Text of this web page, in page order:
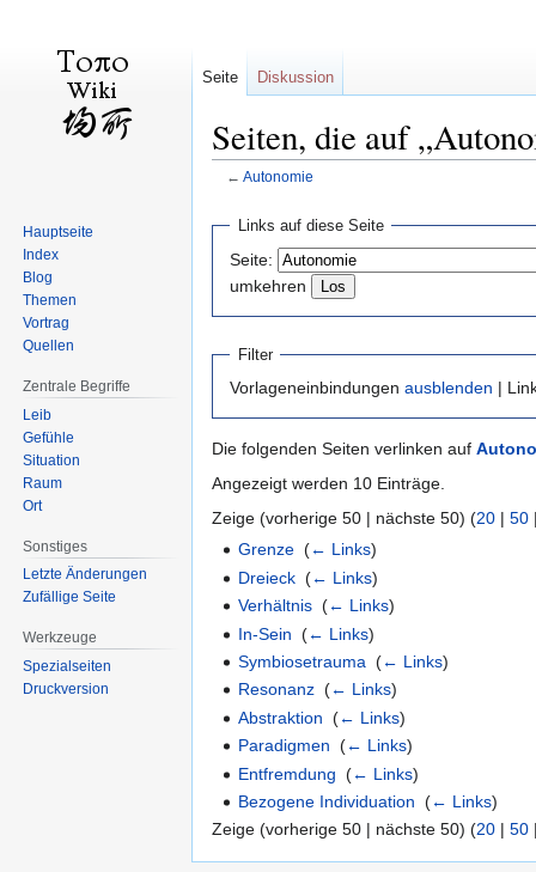
Seiten, die auf
← Autonomie
Navigation
springen
springen
Links auf diese Seite
Seite:
umkehren
Filter
Vorlageneinbindungen ausblenden |
Die folgenden Seiten verlinken auf
Angezeigt werden 10 Einträge.
Zeige (vorherige 50 | nächste 50) (20 | 50
Grenze ‎(← Links)
Dreieck ‎(← Links)
Verhältnis ‎(← Links)
In-Sein ‎(← Links)
Symbiosetrauma ‎(← Links)
Resonanz ‎(← Links)
Abstraktion ‎(← Links)
Paradigmen ‎(← Links)
Entfremdung ‎(← Links)
Bezogene Individuation ‎(← Links)
Zeige (vorherige 50 | nächste 50) (20 | 50
Seite Diskussion
Hauptseite
Index
Blog
Themen
Vortrag
Quellen
Zentrale Begriffe
Leib
Gefühle
Situation
Raum
Ort
Sonstiges
Letzte Änderungen
Zufällige Seite
Werkzeuge
Spezialseiten
Druckversion